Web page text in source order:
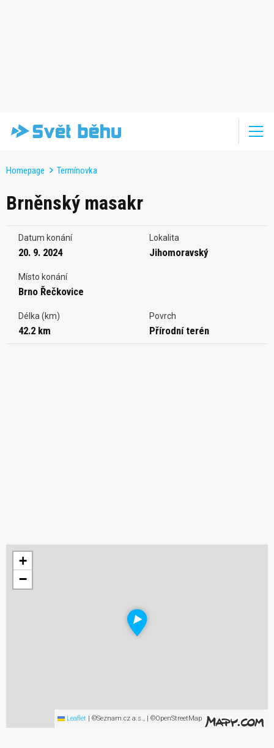
Homepage Termínovka
Brněnský masakr
Datum konání
20. 9. 2024
Lokalita
Jihomoravský
Místo konání
Brno Řečkovice
Délka (km)
42.2 km
Povrch
Přírodní terén
+
−
Leaflet | ©Seznam.cz a.s., | ©OpenStreetMap